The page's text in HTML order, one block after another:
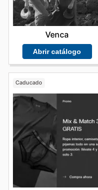
Venca
Abrir catálogo
Caducado